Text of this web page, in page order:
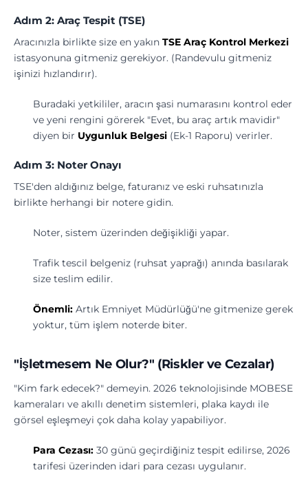
Adım 2: Araç Tespit (TSE)
Aracınızla birlikte size en yakın TSE Araç Kontrol Merkezi
istasyonuna gitmeniz gerekiyor. (Randevulu gitmeniz
işinizi hızlandırır).
Buradaki yetkililer, aracın şasi numarasını kontrol eder
ve yeni rengini görerek "Evet, bu araç artık mavidir"
diyen bir Uygunluk Belgesi (Ek-1 Raporu) verirler.
Adım 3: Noter Onayı
TSE'den aldığınız belge, faturanız ve eski ruhsatınızla
birlikte herhangi bir notere gidin.
Noter, sistem üzerinden değişikliği yapar.
Trafik tescil belgeniz (ruhsat yaprağı) anında basılarak
size teslim edilir.
Önemli: Artık Emniyet Müdürlüğü'ne gitmenize gerek
yoktur, tüm işlem noterde biter.
"İşletmesem Ne Olur?" (Riskler ve Cezalar)
"Kim fark edecek?" demeyin. 2026 teknolojisinde MOBESE
kameraları ve akıllı denetim sistemleri, plaka kaydı ile
görsel eşleşmeyi çok daha kolay yapabiliyor.
Para Cezası: 30 günü geçirdiğiniz tespit edilirse, 2026
tarifesi üzerinden idari para cezası uygulanır.